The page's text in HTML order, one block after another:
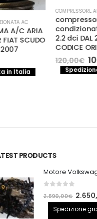
AC
A/C ARIA
SCUDO
in Italia
COMPRESSORE
2.2 dci DAL
CODICE
120,00€ Il
PRODUCTS
out of 5
2.890,00€ Il
prezzo
Spedizione